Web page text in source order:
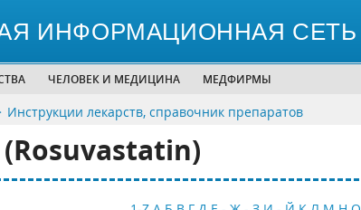
ИНФОРМАЦИОННАЯ СЕТЬ
ЧЕЛОВЕК И МЕДИЦИНА МЕДФИРМЫ
Инструкции лекарств, справочник препаратов